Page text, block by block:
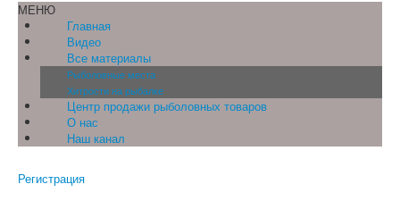
МЕНЮ
Главная
Видео
Все материалы
Рыболовные места
Хитрости на рыбалке
Центр продажи рыболовных товаров
О нас
Наш канал
Регистрация